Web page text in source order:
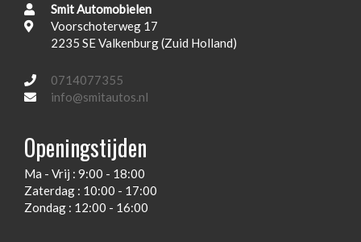
Elektrisch handrem
Elektrisch verstelbare voorstoelen
Elektronische remkrachtverdeling
Hoofd airbag(s) achter
Hoofd airbag(s) voor
In hoogte verstelbaar stuur
Smit Automobielen
Voorschoterweg 17
2235 SE Valkenburg (Zuid Holland)
0714077355
info@smitautos.nl
Openingstijden
Ma - Vrij : 9:00 - 18:00
Zaterdag : 10:00 - 17:00
Zondag : 12:00 - 16:00